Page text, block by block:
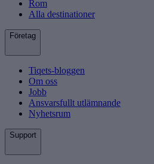
Rom
Alla destinationer
Företag
Tiqets-bloggen
Om oss
Jobb
Ansvarsfullt utlämnande
Nyhetsrum
Support